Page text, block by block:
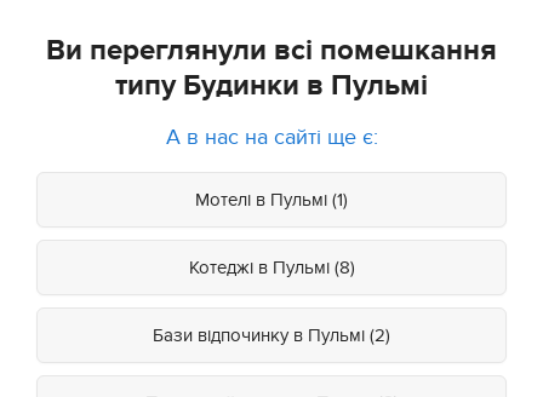
Ви переглянули всі помешкання
типу Будинки в Пульмі
А в нас на сайті ще є:
Мотелі в Пульмі (1)
Котеджі в Пульмі (8)
Бази відпочинку в Пульмі (2)